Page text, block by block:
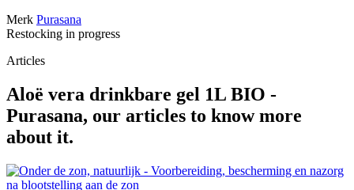
Merk Purasana
Restocking in progress
Articles
Aloë vera drinkbare gel 1L BIO -
Purasana, our articles to know more
about it.